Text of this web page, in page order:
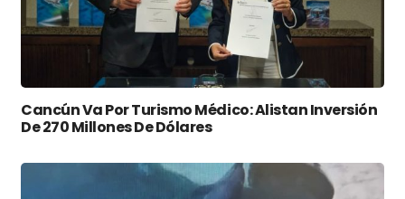
Cancún Va Por Turismo Médico: Alistan Inversión
De 270 Millones De Dólares